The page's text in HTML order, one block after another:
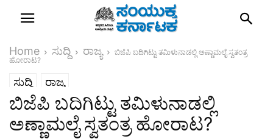
Home ಸುದ್ದಿ ರಾಜ್ಯ
ಬಿಜೆಪಿ ಬದಿಗಿಟ್ಟು ತಮಿಳುನಾಡಲ್ಲಿ ಅಣ್ಣಾಮಲೈ ಸ್ವತಂತ್ರ
ಹೋರಾಟ?
ಸುದ್ದಿ ರಾಜ್ಯ
ಬಿಜೆಪಿ ಬದಿಗಿಟ್ಟು ತಮಿಳುನಾಡಲ್ಲಿ
ಅಣ್ಣಾಮಲೈ ಸ್ವತಂತ್ರ ಹೋರಾಟ?